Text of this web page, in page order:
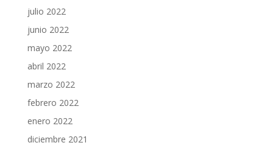
julio 2022
junio 2022
mayo 2022
abril 2022
marzo 2022
febrero 2022
enero 2022
diciembre 2021